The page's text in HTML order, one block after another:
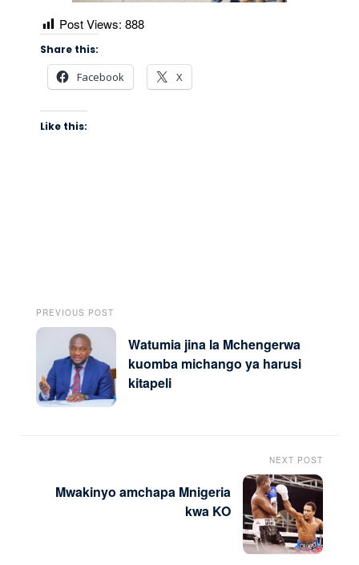
Post Views: 888
Share this:
Facebook X
Like this:
PREVIOUS POST
Watumia jina la Mchengerwa
kuomba michango ya harusi
kitapeli
NEXT POST
Mwakinyo amchapa Mnigeria
kwa KO